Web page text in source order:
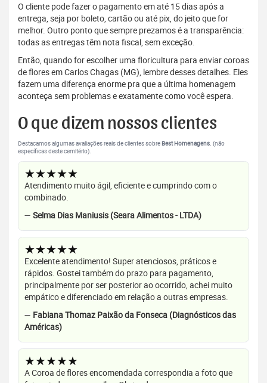
O cliente pode fazer o pagamento em até 15 dias após a
entrega, seja por boleto, cartão ou até pix, do jeito que for
melhor. Outro ponto que sempre prezamos é a transparência:
todas as entregas têm nota fiscal, sem exceção.
Então, quando for escolher uma floricultura para enviar coroas
de flores em Carlos Chagas (MG), lembre desses detalhes. Eles
fazem uma diferença enorme pra que a última homenagem
aconteça sem problemas e exatamente como você espera.
O que dizem nossos clientes
Destacamos algumas avaliações reais de clientes sobre Best Homenagens. (não
específicas deste cemitério).
★★★★★
Atendimento muito ágil, eficiente e cumprindo com o
combinado.
— Selma Dias Maniusis (Seara Alimentos - LTDA)
★★★★★
Excelente atendimento! Super atenciosos, práticos e
rápidos. Gostei também do prazo para pagamento,
principalmente por ser posterior ao ocorrido, achei muito
empático e diferenciado em relação a outras empresas.
— Fabiana Thomaz Paixão da Fonseca (Diagnósticos das
Américas)
★★★★★
A Coroa de flores encomendada correspondia a foto que